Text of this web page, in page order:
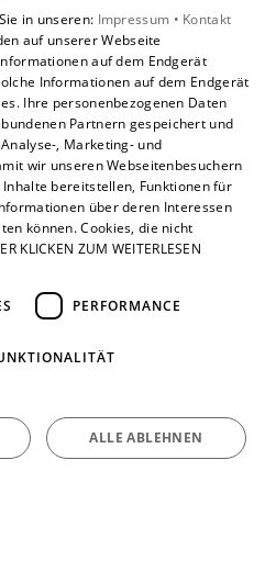
in unseren: Impressum • Kontakt
auf unserer Webseite
auf dem Endgerät
Informationen auf dem Endgerät
Ihre personenbezogenen Daten
Partnern gespeichert und
, Marketing- und
wir unseren Webseitenbesuchern
bereitstellen, Funktionen für
über deren Interessen
können. Cookies, die nicht
KLICKEN ZUM WEITERLESEN
PERFORMANCE
ALLE ABLEHNEN